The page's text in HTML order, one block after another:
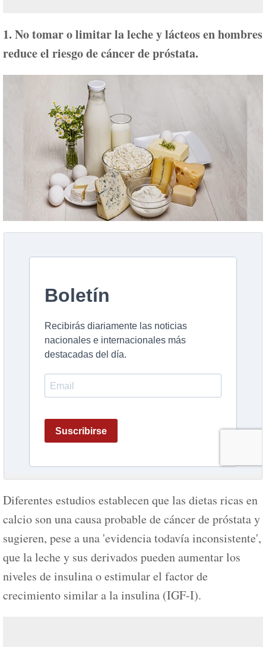
1. No tomar o limitar la leche y lácteos en hombres
reduce el riesgo de cáncer de próstata.
Diferentes estudios establecen que las dietas ricas en
calcio son una causa probable de cáncer de próstata y
sugieren, pese a una 'evidencia todavía inconsistente',
que la leche y sus derivados pueden aumentar los
niveles de insulina o estimular el factor de
crecimiento similar a la insulina (IGF-I).